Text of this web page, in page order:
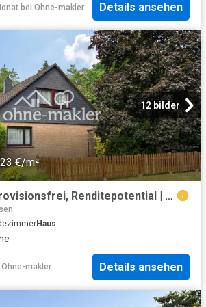
bei Ohne-makler Details ansehen
12 bilder
€/m²
Bezugsbereit, provisionsfrei, Renditepotential | Einfamilienhaus in ruhiger Lage
Haus
Ohne-makler Details ansehen